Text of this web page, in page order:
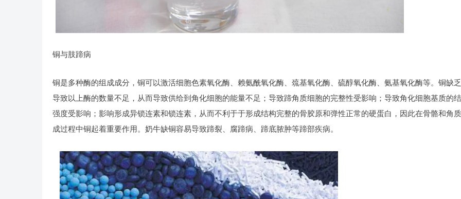
铜与肢蹄病
铜是多种酶的组成成分，铜可以激活细胞色素氧化酶、赖氨酰氧化酶、巯基氧化酶、硫醇氧化酶、氨基氧化酶等。铜缺
导致以上酶的数量不足，从而导致供给到角化细胞的能量不足；导致蹄角质细胞的完整性受影响；导致角化细胞基质的
强度受影响；影响形成异锁连素和锁连素，从而不利于于形成结构完整的骨胶原和弹性正常的硬蛋白，因此在骨骼和角
成过程中铜起着重要作用。奶牛缺铜容易导致蹄裂、腐蹄病、蹄底脓肿等蹄部疾病。